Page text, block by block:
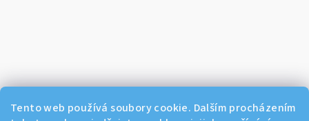
Tento web používá soubory cookie. Dalším procházením